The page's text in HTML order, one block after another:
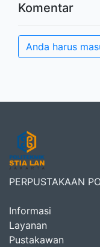
Komentar
Anda harus
PERPUSTAKAAN
Informasi
Layanan
Pustakawan